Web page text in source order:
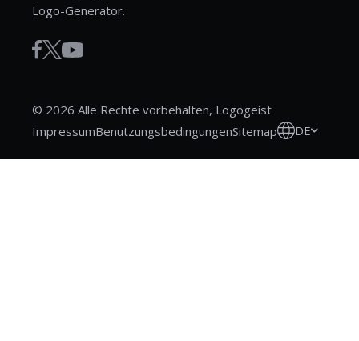
Logo-Generator.
© 2026 Alle Rechte vorbehalten, Logogeist
ImpressumBenutzungsbedingungenSitemap DE